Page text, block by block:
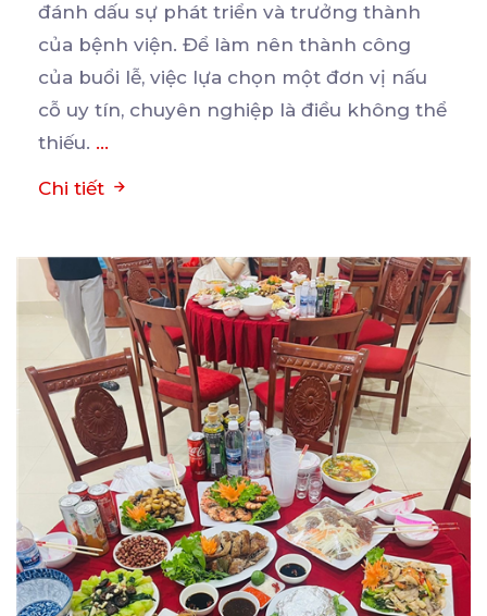
đánh dấu sự phát triển và trưởng thành
của bệnh viện. Để làm nên thành công
của buổi lễ, việc lựa chọn một đơn vị nấu
cỗ uy tín, chuyên nghiệp là điều không thể
thiếu. ...
Chi tiết